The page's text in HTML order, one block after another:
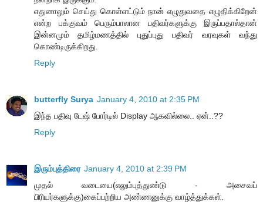
எதுனாலும் செய்து கொள்ளட்டும் நான் எழுதுவதை எழுதிக்கிறேன்
என்ற பக்குவம் பெரும்பாலான பதிவர்களுக்கு இருப்பதால்தான்
இன்னமும் தமிழ்மணத்தில் புதுப்புது பதிவர் வரவுகள் வந்து
கொண்டிருக்கிறது.
Reply
butterfly Surya January 4, 2010 at 2:35 PM
இந்த பதிவு டேஷ் போர்டில் Display ஆகவில்லை.. ஏன்..??
Reply
இரும்புத்திரை January 4, 2010 at 2:39 PM
முதல் வடையை(எலும்புத்துண்டு - அசைவப்
பிரியர்களுக்கு)கைப்பற்றிய அண்ணனுக்கு வாழ்த்துக்கள்.